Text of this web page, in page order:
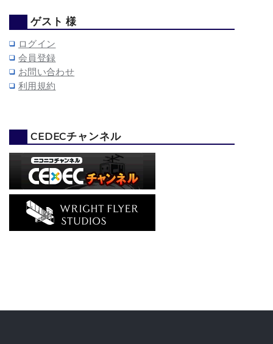
ゲスト 様
ログイン
会員登録
お問い合わせ
利用規約
CEDECチャンネル